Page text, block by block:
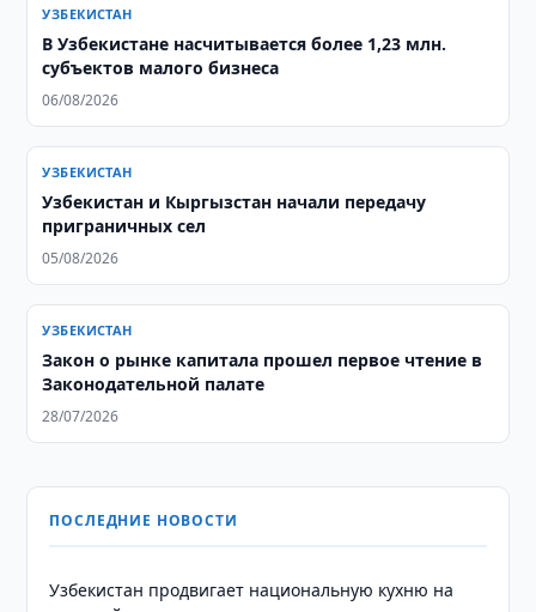
УЗБЕКИСТАН
В Узбекистане насчитывается более 1,23 млн.
субъектов малого бизнеса
06/08/2026
УЗБЕКИСТАН
Узбекистан и Кыргызстан начали передачу
приграничных сел
05/08/2026
УЗБЕКИСТАН
Закон о рынке капитала прошел первое чтение в
Законодательной палате
28/07/2026
ПОСЛЕДНИЕ НОВОСТИ
Узбекистан продвигает национальную кухню на